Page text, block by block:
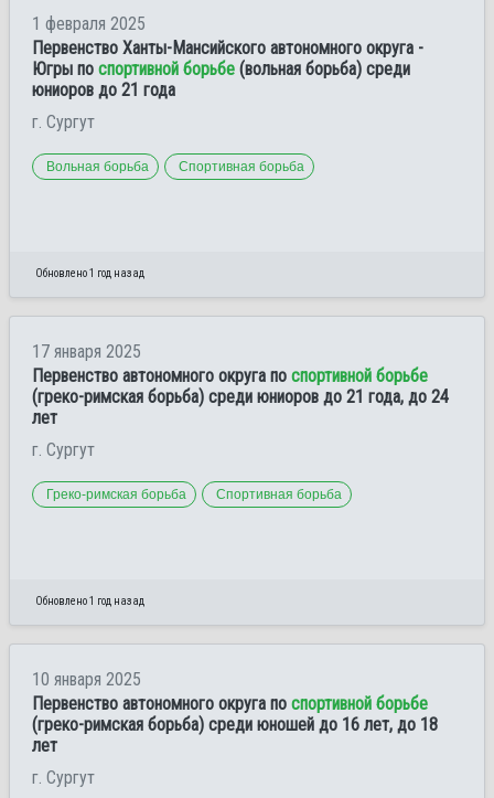
1 февраля 2025
Первенство Ханты-Мансийского автономного округа -
Югры по спортивной борьбе (вольная борьба) среди
юниоров до 21 года
г. Сургут
Вольная борьба Спортивная борьба
Обновлено 1 год назад
17 января 2025
Первенство автономного округа по спортивной борьбе
(греко-римская борьба) среди юниоров до 21 года, до 24
лет
г. Сургут
Греко-римская борьба Спортивная борьба
Обновлено 1 год назад
10 января 2025
Первенство автономного округа по спортивной борьбе
(греко-римская борьба) среди юношей до 16 лет, до 18
лет
г. Сургут